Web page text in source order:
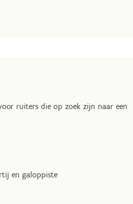
ruiters die op zoek zijn naar een
en galoppiste